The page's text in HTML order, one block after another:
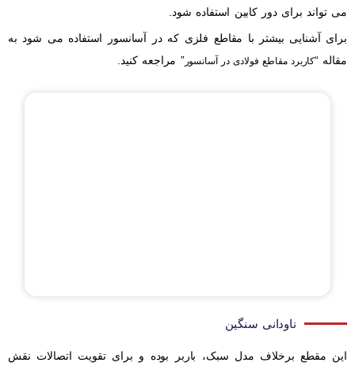
می تواند برای دور کابین استفاده شود.
برای آشنایی بیشتر با مقاطع فلزی که در آسانسور استفاده می شود به
مقاله “کاربرد مقاطع فولادی در آسانسور” مراجعه کنید.
ناودانی سنگین
این مقطع برخلاف مدل سبک، باربر بوده و برای تقویت اتصالات نقش